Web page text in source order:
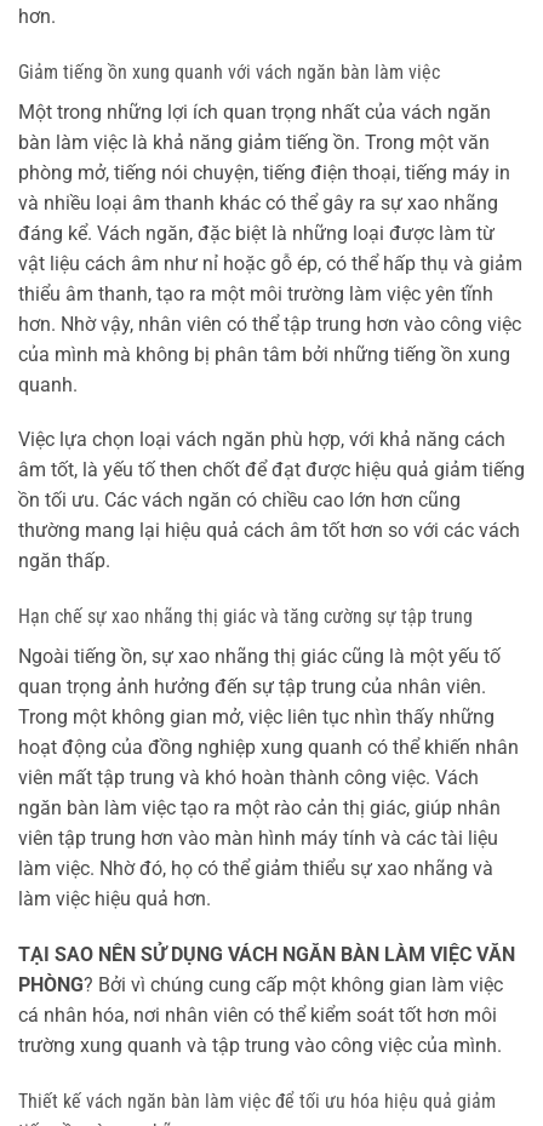
hơn.
Giảm tiếng ồn xung quanh với vách ngăn bàn làm việc
Một trong những lợi ích quan trọng nhất của vách ngăn
bàn làm việc là khả năng giảm tiếng ồn. Trong một văn
phòng mở, tiếng nói chuyện, tiếng điện thoại, tiếng máy in
và nhiều loại âm thanh khác có thể gây ra sự xao nhãng
đáng kể. Vách ngăn, đặc biệt là những loại được làm từ
vật liệu cách âm như nỉ hoặc gỗ ép, có thể hấp thụ và giảm
thiểu âm thanh, tạo ra một môi trường làm việc yên tĩnh
hơn. Nhờ vậy, nhân viên có thể tập trung hơn vào công việc
của mình mà không bị phân tâm bởi những tiếng ồn xung
quanh.
Việc lựa chọn loại vách ngăn phù hợp, với khả năng cách
âm tốt, là yếu tố then chốt để đạt được hiệu quả giảm tiếng
ồn tối ưu. Các vách ngăn có chiều cao lớn hơn cũng
thường mang lại hiệu quả cách âm tốt hơn so với các vách
ngăn thấp.
Hạn chế sự xao nhãng thị giác và tăng cường sự tập trung
Ngoài tiếng ồn, sự xao nhãng thị giác cũng là một yếu tố
quan trọng ảnh hưởng đến sự tập trung của nhân viên.
Trong một không gian mở, việc liên tục nhìn thấy những
hoạt động của đồng nghiệp xung quanh có thể khiến nhân
viên mất tập trung và khó hoàn thành công việc. Vách
ngăn bàn làm việc tạo ra một rào cản thị giác, giúp nhân
viên tập trung hơn vào màn hình máy tính và các tài liệu
làm việc. Nhờ đó, họ có thể giảm thiểu sự xao nhãng và
làm việc hiệu quả hơn.
TẠI SAO NÊN SỬ DỤNG VÁCH NGĂN BÀN LÀM VIỆC VĂN
PHÒNG? Bởi vì chúng cung cấp một không gian làm việc
cá nhân hóa, nơi nhân viên có thể kiểm soát tốt hơn môi
trường xung quanh và tập trung vào công việc của mình.
Thiết kế vách ngăn bàn làm việc để tối ưu hóa hiệu quả giảm